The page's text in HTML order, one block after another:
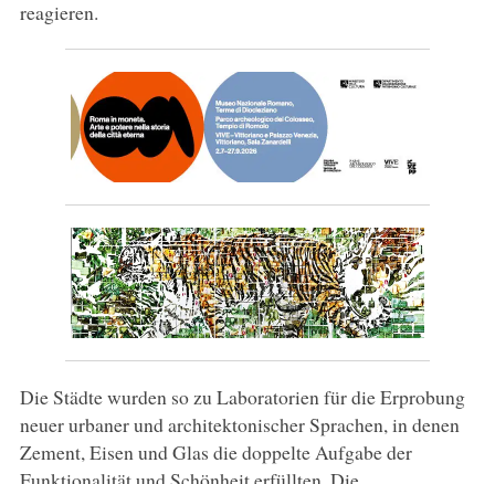
reagieren.
Die Städte wurden so zu Laboratorien für die Erprobung
neuer urbaner und architektonischer Sprachen, in denen
Zement, Eisen und Glas die doppelte Aufgabe der